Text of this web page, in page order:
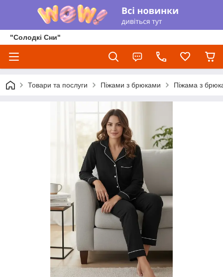
"Солодкі Сни"
Товари та послуги Піжами з брюками Піжама з